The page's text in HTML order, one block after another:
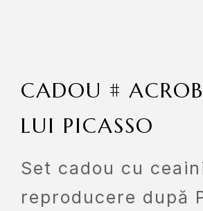
CADOU #
LUI PICASSO
Set cadou cu
reproducere după